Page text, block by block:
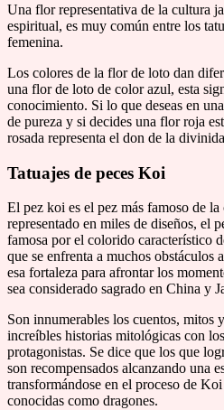
Una flor representativa de la cultura
espiritual, es muy común entre los
femenina.
Los colores de la flor de loto dan
una flor de loto de color azul, esta
conocimiento. Si lo que deseas en
de pureza y si decides una flor roja
rosada representa el don de la
Tatuajes de peces Koi
El pez koi es el pez más famoso de
representado en miles de diseños, el
famosa por el colorido característico
que se enfrenta a muchos obstáculos
esa fortaleza para afrontar los
sea considerado sagrado en China y
Son innumerables los cuentos, mitos
increíbles historias mitológicas con
protagonistas. Se dice que los que
son recompensados alcanzando una
transformándose en el proceso de
conocidas como dragones.